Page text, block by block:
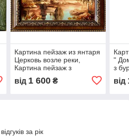
Картина пейзаж из янтаря
Церковь возле реки,
Картина пейзаж з
річки
від 1 600₴
"
з
від
за рік